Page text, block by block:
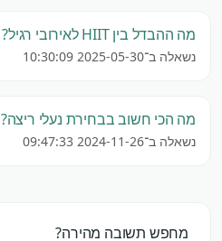
מה ההבדל בין HIIT לאירובי רגיל?
נשאלה ב־2025-05-30 10:30:09
מה הכי חשוב בבחירת נעלי ריצה?
נשאלה ב־2024-11-26 09:47:33
מחפש תשובה מהירה?